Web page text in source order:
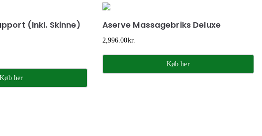
(Inkl. Skinne)
Køb her
Aserve Massagebriks Deluxe
2,996.00kr.
Køb her